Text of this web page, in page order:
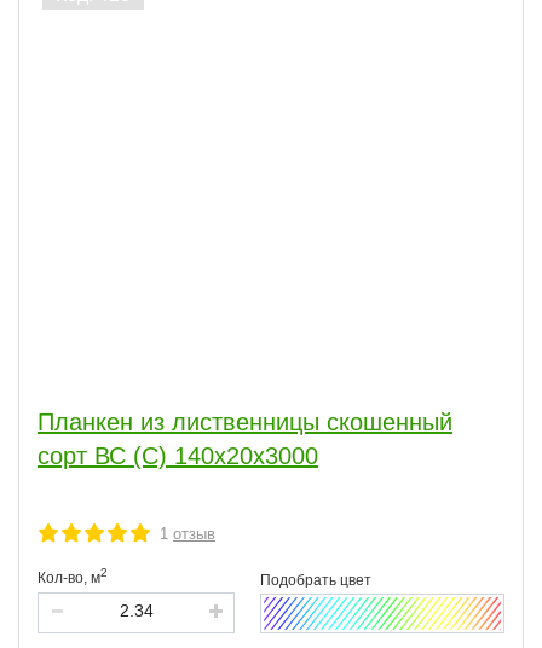
Планкен из лиственницы скошенный
сорт ВС (С) 140x20x3000
1 отзыв
Кол-во, м2